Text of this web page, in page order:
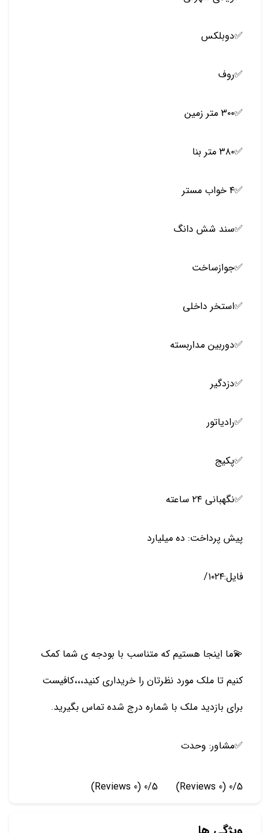
✅️دوبلکس
✅️روف
✅️۳۰۰ متر زمین
✅️۳۸۰ متر بنا
✅️۴ خواب مستر
✅️سند شش دانگ
✅️جوازساخت
✅️استخر داخلی
✅️دوربین مداربسته
✅️دزدگیر
✅️رادیاتور
✅️پکیج
✅️نگهبانی ۲۴ ساعته
پیش پرداخت: ده میلیارد
فایل:۱۰۲۴/
💫ما اینجا هستیم که متناسب با بودجه ی شما کمک
کنیم تا ملک مورد نظرتان را خریداری کنید،،،کافیست
برای بازدید ملک با شماره درج شده تماس بگیرید.
✅️مشاور: وحدت
0/5
(0 Reviews)
0/5
(0 Reviews)